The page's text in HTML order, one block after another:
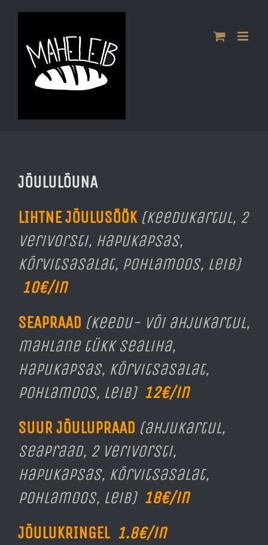
Skip
content
JÕULULÕUNA
LIHTNE JÕULUSÖÖK (keedukartul, 2
verivorsti, hapukapsas,
kõrvitsasalat, pohlamoos, leib)
10€/in
SEAPRAAD (keedu- või ahjukartul,
mahlane tükk sealiha,
hapukapsas, kõrvitsasalat,
pohlamoos, leib) 12€/in
SUUR JÕULUPRAAD (ahjukartul,
seapraad, 2 verivorsti,
hapukapsas, kõrvitsasalat,
pohlamoos, leib) 18€/in
JÕULUKRINGEL 1.8€/in